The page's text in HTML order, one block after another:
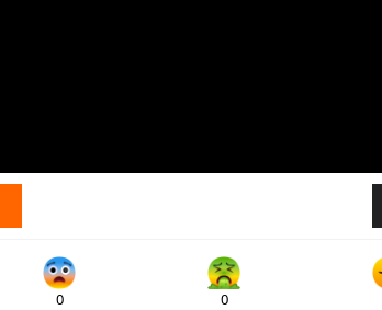
0 0